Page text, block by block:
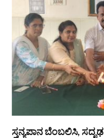
ಸ್ತನ್ಯಪಾನ ಬೆಂಬಲಿಸಿ,